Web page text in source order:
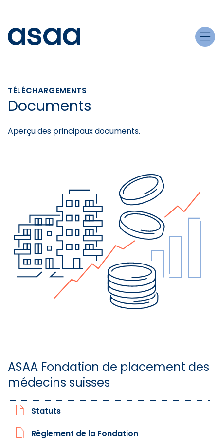
TÉLÉCHARGEMENTS
Documents
Aperçu des principaux documents.
ASAA Fondation de placement des
médecins suisses
Statuts
Règlement de la Fondation